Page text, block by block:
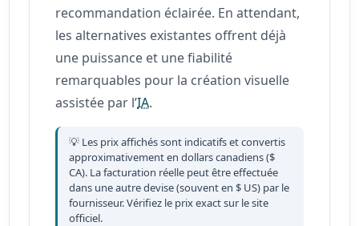
recommandation éclairée. En attendant,
les alternatives existantes offrent déjà
une puissance et une fiabilité
remarquables pour la création visuelle
assistée par l’IA.
💡 Les prix affichés sont indicatifs et convertis
approximativement en dollars canadiens ($
CA). La facturation réelle peut être effectuée
dans une autre devise (souvent en $ US) par le
fournisseur. Vérifiez le prix exact sur le site
officiel.